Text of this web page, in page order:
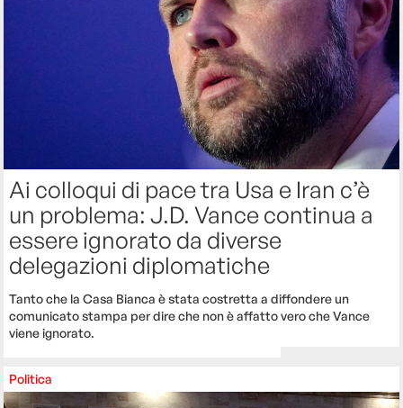
Ai colloqui di pace tra Usa e Iran c’è
un problema: J.D. Vance continua a
essere ignorato da diverse
delegazioni diplomatiche
Tanto che la Casa Bianca è stata costretta a diffondere un
comunicato stampa per dire che non è affatto vero che Vance
viene ignorato.
Politica